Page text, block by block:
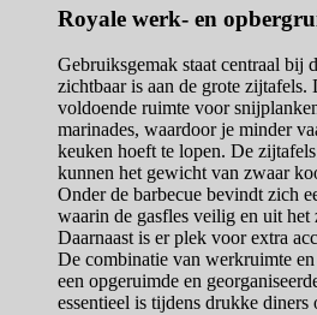
Royale werk- en
Gebruiksgemak staat centraal bij
zichtbaar is aan de grote zijtafels.
voldoende ruimte voor
marinades, waardoor je minder
keuken hoeft te lopen. De
kunnen het gewicht van zwaar
Onder de barbecue bevindt zich
waarin de gasfles veilig en uit het
Daarnaast is er plek voor extra
De combinatie van werkruimte
een opgeruimde en
essentieel is tijdens drukke diners